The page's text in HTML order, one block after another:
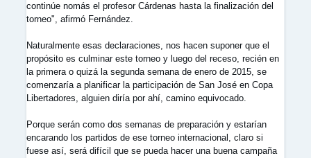
continúe nomás el profesor Cárdenas hasta la finalización del
torneo", afirmó Fernández.
Naturalmente esas declaraciones, nos hacen suponer que el
propósito es culminar este torneo y luego del receso, recién en
la primera o quizá la segunda semana de enero de 2015, se
comenzaría a planificar la participación de San José en Copa
Libertadores, alguien diría por ahí, camino equivocado.
Porque serán como dos semanas de preparación y estarían
encarando los partidos de ese torneo internacional, claro si
fuese así, será difícil que se pueda hacer una buena campaña